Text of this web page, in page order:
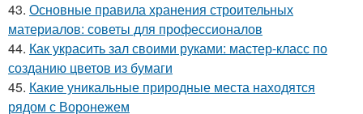
43. Основные правила хранения строительных
материалов: советы для профессионалов
44. Как украсить зал своими руками: мастер-класс по
созданию цветов из бумаги
45. Какие уникальные природные места находятся
рядом с Воронежем